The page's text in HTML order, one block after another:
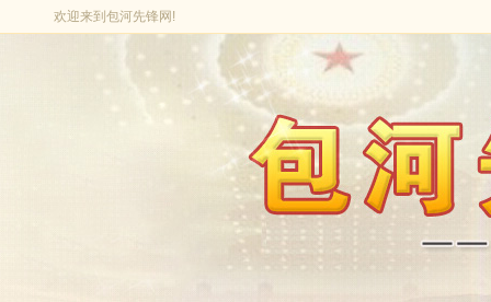
欢迎来到包河先锋网!